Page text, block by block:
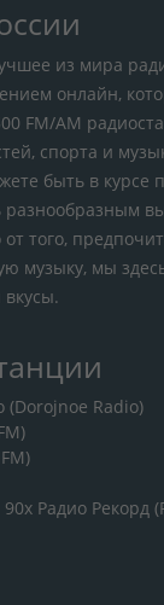
из мира
онлайн,
FM/AM
спорта и
быть в курсе
разнообразным
того,
музыку, мы
Radio)
Радио Рекорд